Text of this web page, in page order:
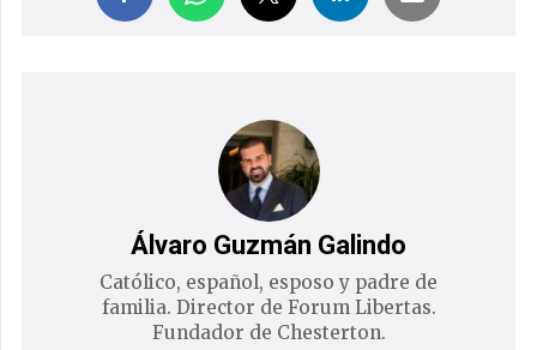
Álvaro Guzmán Galindo
Católico, español, esposo y padre de
familia. Director de Forum Libertas.
Fundador de Chesterton.